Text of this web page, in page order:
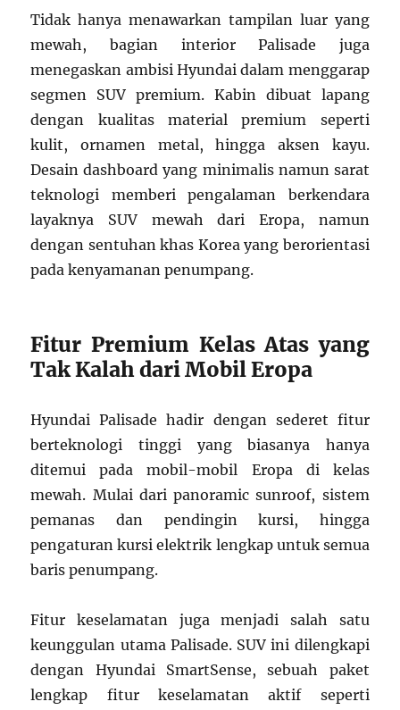
Tidak hanya menawarkan tampilan luar yang
mewah, bagian interior Palisade juga
menegaskan ambisi Hyundai dalam menggarap
segmen SUV premium. Kabin dibuat lapang
dengan kualitas material premium seperti
kulit, ornamen metal, hingga aksen kayu.
Desain dashboard yang minimalis namun sarat
teknologi memberi pengalaman berkendara
layaknya SUV mewah dari Eropa, namun
dengan sentuhan khas Korea yang berorientasi
pada kenyamanan penumpang.
Fitur Premium Kelas Atas yang
Tak Kalah dari Mobil Eropa
Hyundai Palisade hadir dengan sederet fitur
berteknologi tinggi yang biasanya hanya
ditemui pada mobil-mobil Eropa di kelas
mewah. Mulai dari panoramic sunroof, sistem
pemanas dan pendingin kursi, hingga
pengaturan kursi elektrik lengkap untuk semua
baris penumpang.
Fitur keselamatan juga menjadi salah satu
keunggulan utama Palisade. SUV ini dilengkapi
dengan Hyundai SmartSense, sebuah paket
lengkap fitur keselamatan aktif seperti